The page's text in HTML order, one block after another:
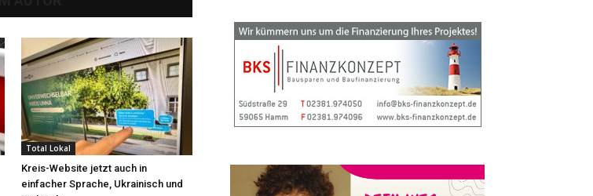
Total Lokal
Kreis-Website jetzt auch in
einfacher Sprache, Ukrainisch und